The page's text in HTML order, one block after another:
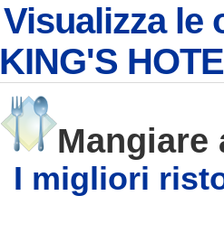
Visualizza le
KING'S
Mangiare
I migliori